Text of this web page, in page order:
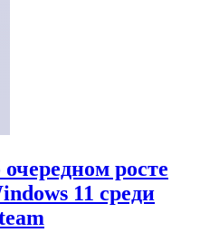
росте
11 среди